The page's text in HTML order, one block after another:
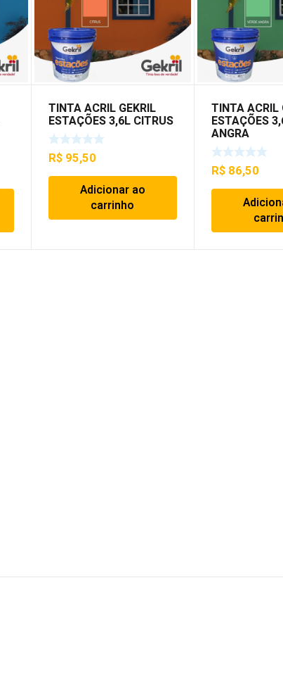
TINTA ACRIL GEKRIL
ESTAÇÕES 3,6L CITRUS
R$95,50
Adicionar ao
carrinho
TINTA ACRIL
ESTAÇÕES
ANGRA
R$86,50